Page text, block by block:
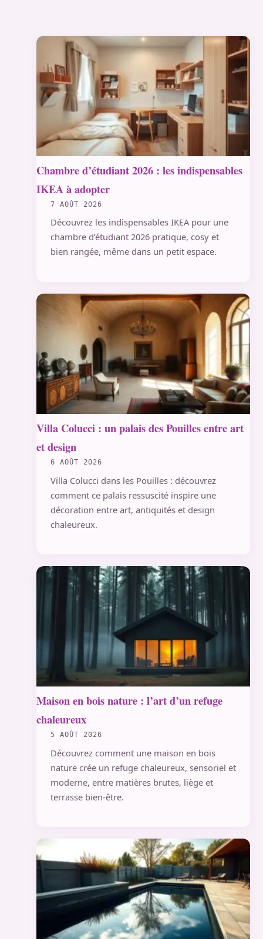
Chambre d’étudiant 2026 : les indispensables
IKEA à adopter
7 AOÛT 2026
Découvrez les indispensables IKEA pour une
chambre d’étudiant 2026 pratique, cosy et
bien rangée, même dans un petit espace.
Villa Colucci : un palais des Pouilles entre art
et design
6 AOÛT 2026
Villa Colucci dans les Pouilles : découvrez
comment ce palais ressuscité inspire une
décoration entre art, antiquités et design
chaleureux.
Maison en bois nature : l’art d’un refuge
chaleureux
5 AOÛT 2026
Découvrez comment une maison en bois
nature crée un refuge chaleureux, sensoriel et
moderne, entre matières brutes, liège et
terrasse bien-être.